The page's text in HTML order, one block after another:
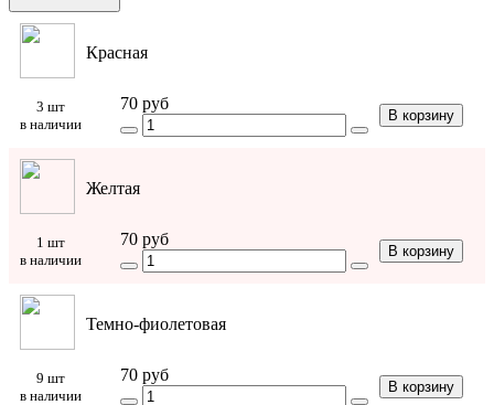
Красная
3 шт
в наличии
70 руб
В корзину
Желтая
1 шт
в наличии
70 руб
В корзину
Темно-фиолетовая
9 шт
в наличии
70 руб
В корзину